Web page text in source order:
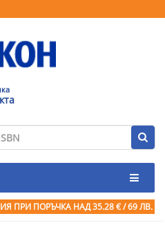
ПРИ ПОРЪЧКА НАД 35.28 € / 69 ЛВ.